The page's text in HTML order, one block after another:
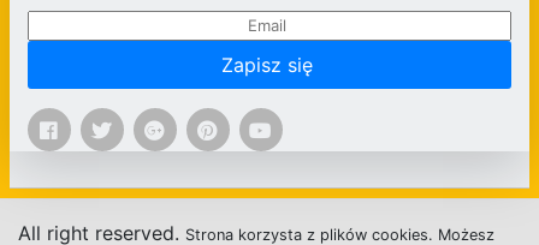
Zapisz się
All right reserved. Strona korzysta z plików cookies. Możesz